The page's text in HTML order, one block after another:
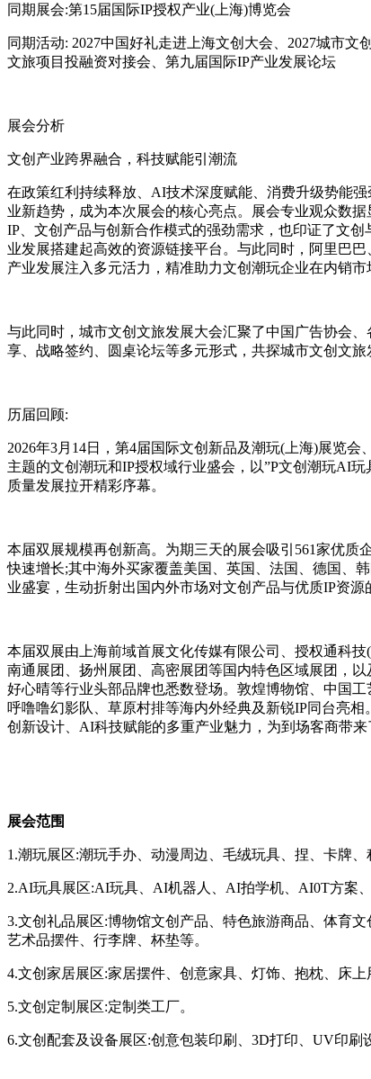
同期展会:第15届国际IP授权产业(上海)博览会
同期活动: 2027中国好礼走进上海文创大会、2027城市
文旅项目投融资对接会、第九届国际IP产业发展论坛
展会分析
文创产业跨界融合，科技赋能引潮流
在政策红利持续释放、AI技术深度赋能、消费升级势能
业新趋势，成为本次展会的核心亮点。展会专业观众数
IP、文创产品与创新合作模式的强劲需求，也印证了文
业发展搭建起高效的资源链接平台。与此同时，阿里巴
产业发展注入多元活力，精准助力文创潮玩企业在内销
与此同时，城市文创文旅发展大会汇聚了中国广告协会
享、战略签约、圆桌论坛等多元形式，共探城市文创文
历届回顾:
2026年3月14日，第4届国际文创新品及潮玩(上海)展览
主题的文创潮玩和IP授权域行业盛会，以”P文创潮玩AI
质量发展拉开精彩序幕。
本届双展规模再创新高。为期三天的展会吸引561家优质
快速增长;其中海外买家覆盖美国、英国、法国、德国、
业盛宴，生动折射出国内外市场对文创产品与优质IP资源
本届双展由上海前域首展文化传媒有限公司、授权通科
南通展团、扬州展团、高密展团等国内特色区域展团，以
好心晴等行业头部品牌也悉数登场。敦煌博物馆、中国
呼噜噜幻影队、草原村排等海内外经典及新锐IP同台亮
创新设计、AI科技赋能的多重产业魅力，为到场客商带
展会范围
1.潮玩展区:潮玩手办、动漫周边、毛绒玩具、捏、卡牌、
2.AI玩具展区:AI玩具、AI机器人、AI拍学机、AI0T方案
3.文创礼品展区:博物馆文创产品、特色旅游商品、体育
艺术品摆件、行李牌、杯垫等。
4.文创家居展区:家居摆件、创意家具、灯饰、抱枕、床
5.文创定制展区:定制类工厂。
6.文创配套及设备展区:创意包装印刷、3D打印、UV印刷